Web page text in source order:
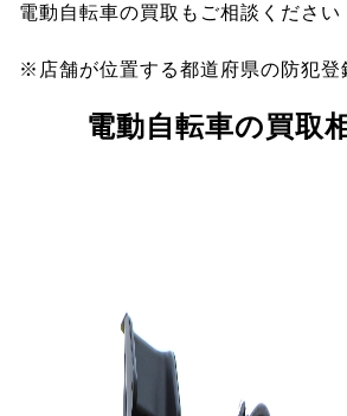
電動自転車の買取もご相談ください
※店舗が位置する都道府県の防犯登
電動自転車の買取